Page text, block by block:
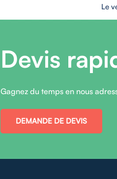
Le
Devis
Gagnez du temps en nous
DEMANDE DE DEVIS